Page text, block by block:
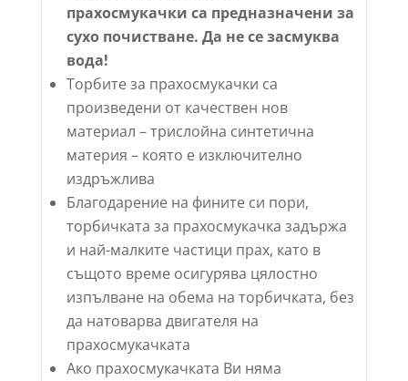
прахосмукачки са предназначени за
сухо почистване. Да не се засмуква
вода!
Торбите за прахосмукачки са
произведени от качествен нов
материал – трислойна синтетична
материя – която е изключително
издръжлива
Благодарение на фините си пори,
торбичката за прахосмукачка задържа
и най-малките частици прах, като в
същото време осигурява цялостно
изпълване на обема на торбичката, без
да натоварва двигателя на
прахосмукачката
Ако прахосмукачката Ви няма